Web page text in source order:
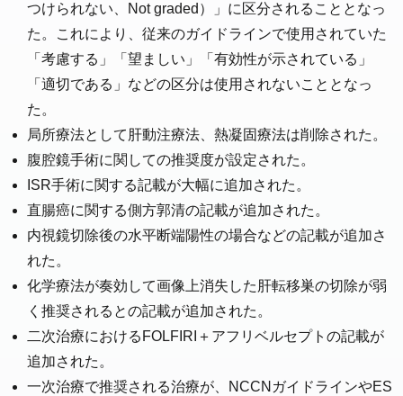
つけられない、Not graded）」に区分されることとなっ
た。これにより、従来のガイドラインで使用されていた
「考慮する」「望ましい」「有効性が示されている」
「適切である」などの区分は使用されないこととなっ
た。
局所療法として肝動注療法、熱凝固療法は削除された。
腹腔鏡手術に関しての推奨度が設定された。
ISR手術に関する記載が大幅に追加された。
直腸癌に関する側方郭清の記載が追加された。
内視鏡切除後の水平断端陽性の場合などの記載が追加さ
れた。
化学療法が奏効して画像上消失した肝転移巣の切除が弱
く推奨されるとの記載が追加された。
二次治療におけるFOLFIRI＋アフリベルセプトの記載が
追加された。
一次治療で推奨される治療が、NCCNガイドラインやES